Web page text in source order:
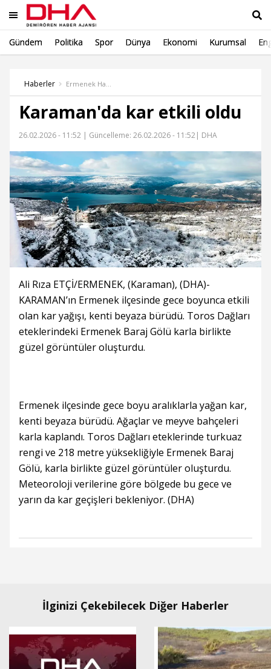
Gündem Politika Spor Dünya Ekonomi Kurumsal
Haberler
Karaman'da kar etkili oldu
26.02.2026 - 11:52 | Güncelleme: 26.02.2026 - 11:52| DHA
Ali Rıza ETÇİ/ERMENEK, (Karaman), (DHA)-
KARAMAN’ın Ermenek ilçesinde gece boyunca etkili
olan kar yağışı, kenti beyaza bürüdü. Toros Dağları
eteklerindeki Ermenek Baraj Gölü karla birlikte
güzel görüntüler oluşturdu.
Ermenek ilçesinde gece boyu aralıklarla yağan kar,
kenti beyaza bürüdü. Ağaçlar ve meyve bahçeleri
karla kaplandı. Toros Dağları eteklerinde turkuaz
rengi ve 218 metre yüksekliğiyle Ermenek Baraj
Gölü, karla birlikte güzel görüntüler oluşturdu.
Meteoroloji verilerine göre bölgede bu gece ve
yarın da kar geçişleri bekleniyor. (DHA)
İlginizi Çekebilecek Diğer Haberler